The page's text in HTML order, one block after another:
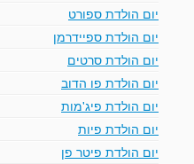
יום הולדת ספורט
יום הולדת ספיידרמן
יום הולדת סרטים
יום הולדת פו הדוב
יום הולדת פיג'מות
יום הולדת פיות
יום הולדת פיטר פן